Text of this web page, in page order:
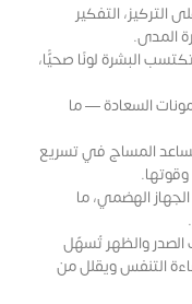
التفكير
المدى.
البشرة لونًا صحيًّا،
السعادة — ما
المساج في تسريع
وقوتها.
الهضمي، ما
والظهر تُسهّل
التنفس ويقلل من